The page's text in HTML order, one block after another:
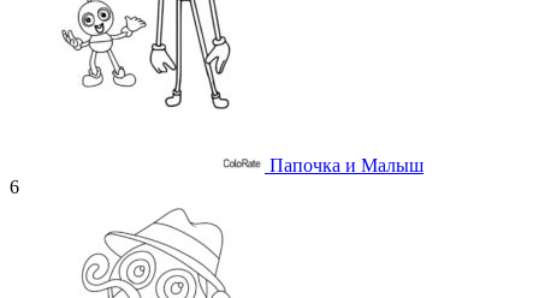
Папочка и Малыш
6